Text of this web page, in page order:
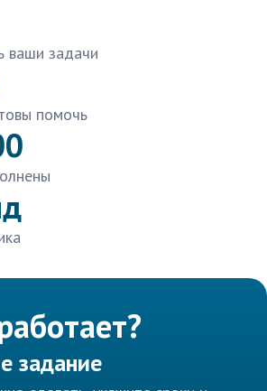
ваши задачи
помочь
задание